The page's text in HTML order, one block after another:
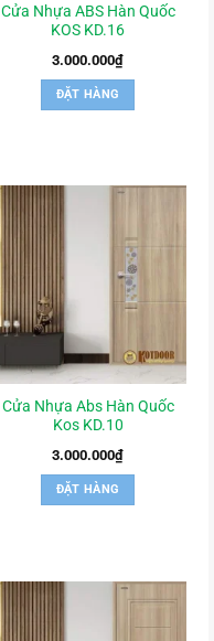
Cửa Nhựa ABS Hàn Quốc
KOS KD.16
3.000.000₫
ĐẶT HÀNG
Cửa Nhựa Abs Hàn Quốc
Kos KD.10
3.000.000₫
ĐẶT HÀNG